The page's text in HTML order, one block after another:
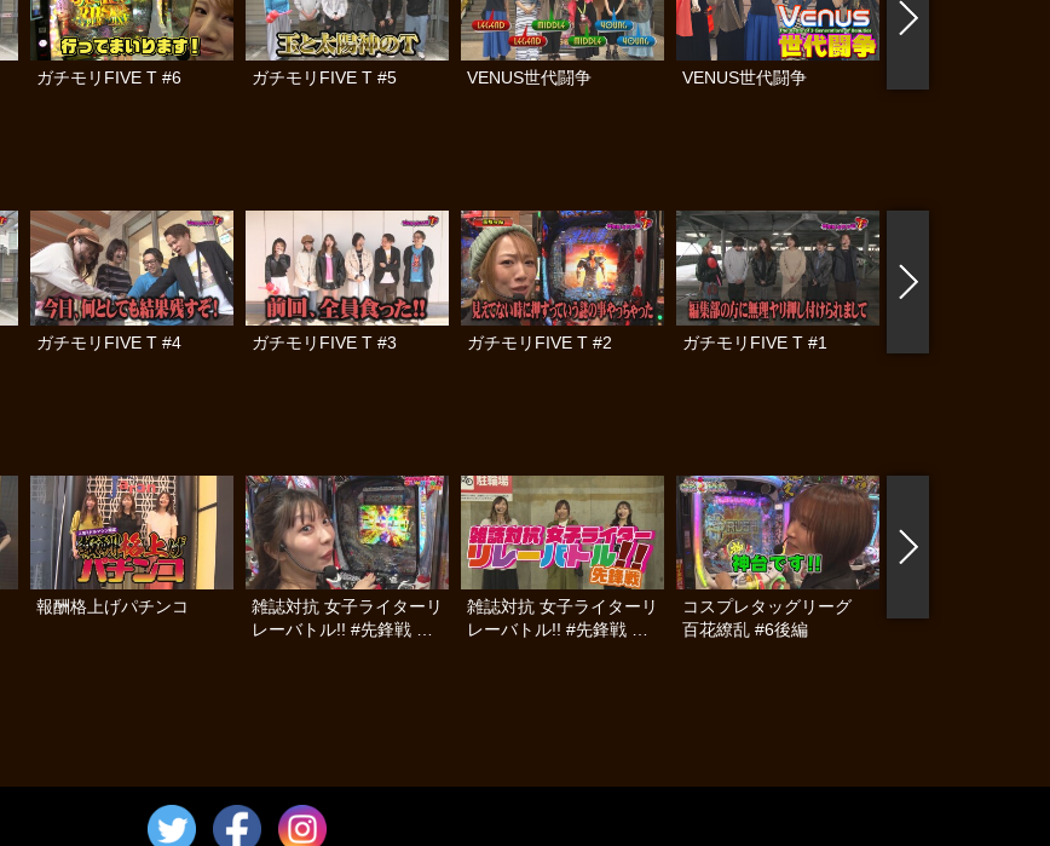
ガチモリFIVE T #6 ガチモリFIVE T #5 VENUS世代闘争 VENUS世代闘争
ガチモリFIVE T #4 ガチモリFIVE T #3 ガチモリFIVE T #2 ガチモリFIVE T #1
報酬格上げパチンコ
雑誌対抗 女子ライターリ
レーバトル!! #先鋒戦 後
雑誌対抗 女子ライターリ
レーバトル!! #先鋒戦 前
コスプレタッグリーグ
百花繚乱 #6後編